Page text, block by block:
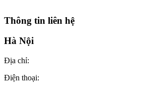
Thông tin liên hệ
Hà Nội
Địa chỉ:
Điện thoại: